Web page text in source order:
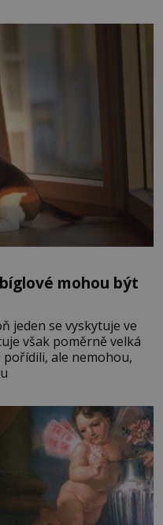
Ohnivá znamení
Lva a Střelce v sobě
elán. Vaše
mohou být
jeden se vyskytuje ve
však poměrně velká
ale nemohou,